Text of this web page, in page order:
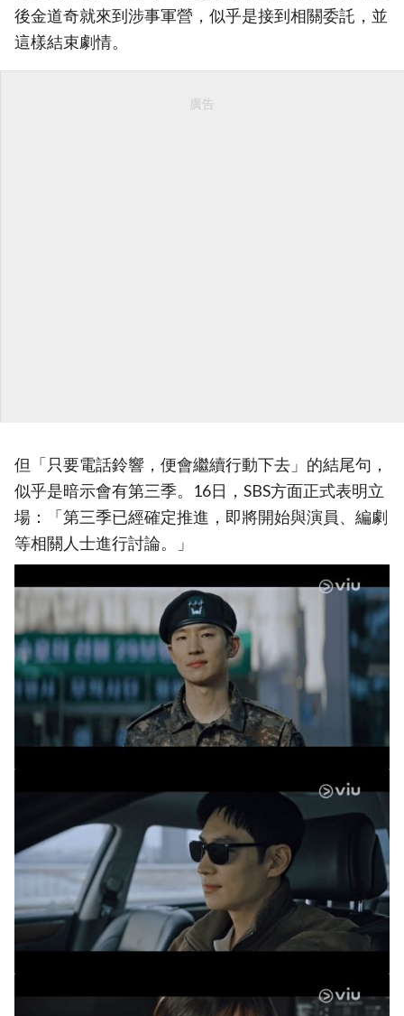
後金道奇就來到涉事軍營，似乎是接到相關委託，並
這樣結束劇情。
廣告
但「只要電話鈴響，便會繼續行動下去」的結尾句，
似乎是暗示會有第三季。16日，SBS方面正式表明立
場：「第三季已經確定推進，即將開始與演員、編劇
等相關人士進行討論。」